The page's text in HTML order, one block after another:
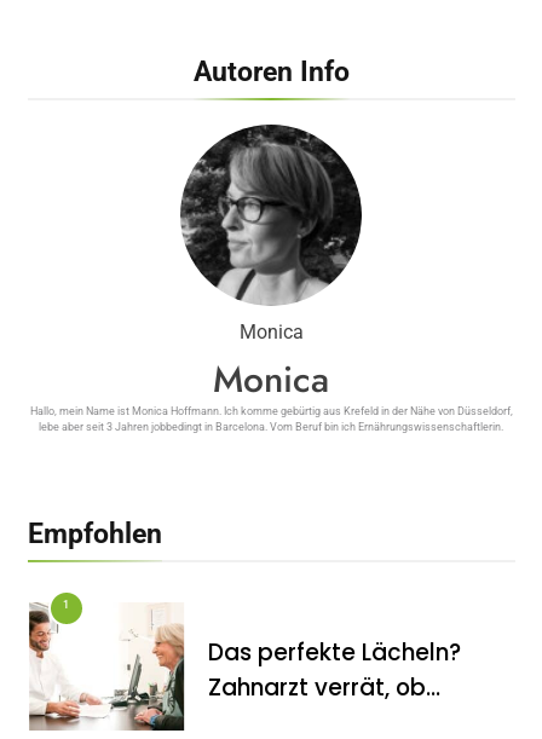
Autoren Info
Monica
Monica
Hallo, mein Name ist Monica Hoffmann. Ich komme gebürtig aus Krefeld in der Nähe von Düsseldorf,
lebe aber seit 3 Jahren jobbedingt in Barcelona. Vom Beruf bin ich Ernährungswissenschaftlerin.
Empfohlen
1
Das perfekte Lächeln?
Zahnarzt verrät, ob